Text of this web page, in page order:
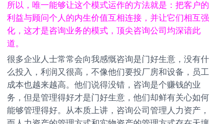
所以，唯一能够让这个模式运作的方法就是：把客户的
利益与顾问个人的内生价值互相连接，并让它们相互强
化，这才是咨询业务的模式，顶尖咨询公司均深谙此
道。
很多企业人士常常会向我感慨咨询是门好生意，没有什
么投入，利润又很高，不像他们要投厂房和设备，员工
成本也越来越高。他们说得没错，咨询是个赚钱的业
务，但是管理得好才是门好生意，他们却鲜有关心如何
能够管理得好。从本质上讲，咨询公司管理人力资产，